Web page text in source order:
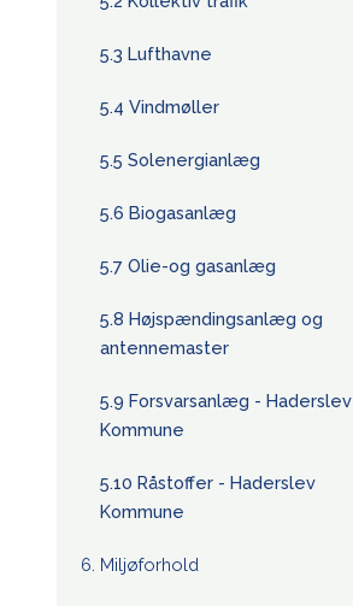
5.3 Lufthavne
5.4 Vindmøller
5.5 Solenergianlæg
5.6 Biogasanlæg
5.7 Olie-og gasanlæg
5.8 Højspændingsanlæg og
antennemaster
5.9 Forsvarsanlæg - Haderslev
Kommune
5.10 Råstoffer - Haderslev
Kommune
6. Miljøforhold